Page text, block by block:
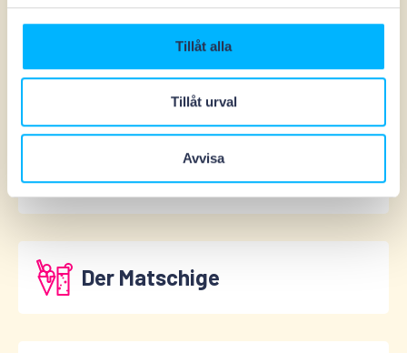
Tillåt alla
Tillåt urval
Avvisa
Eisdiele / Churros
Der Waldkiosk
Der Matschige